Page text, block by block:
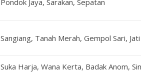
Pondok Jaya, Sarakan, Sepatan
Sangiang, Tanah Merah, Gempol Sari, Jati
Suka Harja, Wana Kerta, Badak Anom,